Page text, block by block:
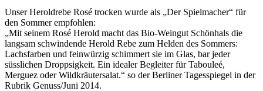
Unser Heroldrebe Rosé trocken wurde als „Der Spielmacher“ für
den Sommer empfohlen:
„Mit seinem Rosé Herold macht das Bio-Weingut Schönhals die
langsam schwindende Herold Rebe zum Helden des Sommers:
Lachsfarben und feinwürzig schimmert sie im Glas, bar jeder
süsslichen Droppsigkeit. Ein idealer Begleiter für Tabouleé,
Merguez oder Wildkräutersalat.“ so der Berliner Tagesspiegel in der
Rubrik Genuss/Juni 2014.